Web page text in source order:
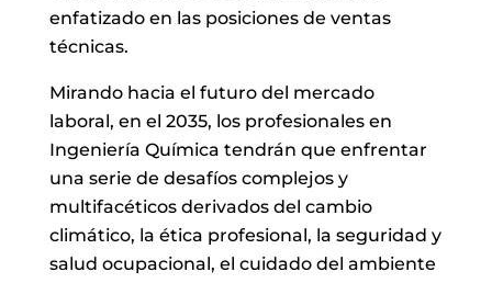
enfatizado en las posiciones de ventas
técnicas.
Mirando hacia el futuro del mercado
laboral, en el 2035, los profesionales en
Ingeniería Química tendrán que enfrentar
una serie de desafíos complejos y
multifacéticos derivados del cambio
climático, la ética profesional, la seguridad y
salud ocupacional, el cuidado del ambiente